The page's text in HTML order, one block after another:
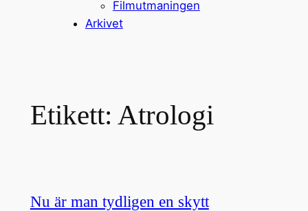
Filmutmaningen
Arkivet
Etikett: Atrologi
Nu är man tydligen en skytt